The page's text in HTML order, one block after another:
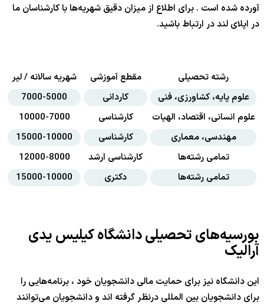
آورده شده است . برای اطلاع از میزان دقیق شهریه‌ها با کارشناسان ما
در اپلای لند در ارتباط باشید.
رشته تحصیلی مقطع آموزشی
شهریه سالانه / لیر
علوم پایه، کشاورزی، فنی
کاردانی
7000-5000
علوم انسانی، اقتصاد، الهیات
کارشناسی
10000-7000
مهندسی، معماری
کارشناسی
15000-10000
تمامی رشته‌ها
کارشناسی ارشد
12000-8000
تمامی رشته‌ها
دکتری 15000-10000
بورسیه‌های تحصیلی دانشگاه کیلیس یدی
آرالیک
این دانشگاه نیز برای حمایت مالی دانشجویان خود ، برنامه‌هایی را
برای دانشجویان بین المللی درنظر گرفته اند و دانشجویان می‌توانند